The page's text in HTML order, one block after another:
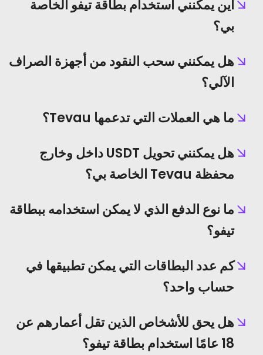
أين يمكنني استخدام بطاقة تيفو الخاصة
بي؟
هل يمكنني سحب النقود من أجهزة الصراف
الآلي؟
ما هي العملات التي تدعمها Tevau؟
هل يمكنني تحويل USDT داخل وخارج
محفظة Tevau الخاصة بي؟
ما نوع الدفع الذي لا يمكن استخدامه ببطاقة
تيفو؟
كم عدد البطاقات التي يمكن تطبيقها في
حساب واحد؟
هل يحق للأشخاص الذين تقل أعمارهم عن
18 عامًا استخدام بطاقة تيفو؟